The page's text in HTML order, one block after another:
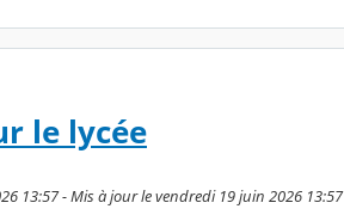
le lycée
13:57 - Mis à jour le vendredi 19 juin 2026 13:57